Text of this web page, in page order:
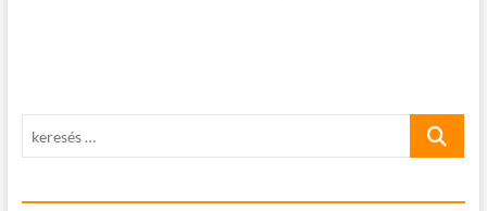
keresés